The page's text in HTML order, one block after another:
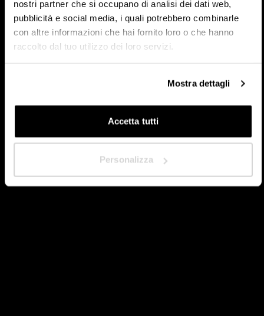
nostri partner che si occupano di analisi dei dati web,
pubblicità e social media, i quali potrebbero combinarle
con altre informazioni che hai fornito loro o che hanno
raccolto dal tuo utilizzo dei loro servizi.
Mostra dettagli
Accetta tutti
Personalizza
Händler
In welchem Land sind Sie ansässig?
Nächste